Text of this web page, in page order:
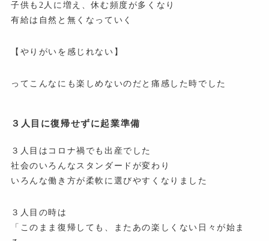
子供も2人に増え、休む頻度が多くなり
有給は自然と無くなっていく
【やりがいを感じれない】
ってこんなにも楽しめないのだと痛感した時でした
３人目に復帰せずに起業準備
３人目はコロナ禍でも出産でした
社会のいろんなスタンダードが変わり
いろんな働き方が柔軟に選びやすくなりました
３人目の時は
「このまま復帰しても、またあの楽しくない日々が始ま